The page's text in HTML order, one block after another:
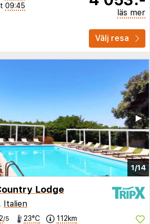
09:45
läs mer
Välj resa
1/14
▶︎
Lodge
Italien
/5 23°C 112km